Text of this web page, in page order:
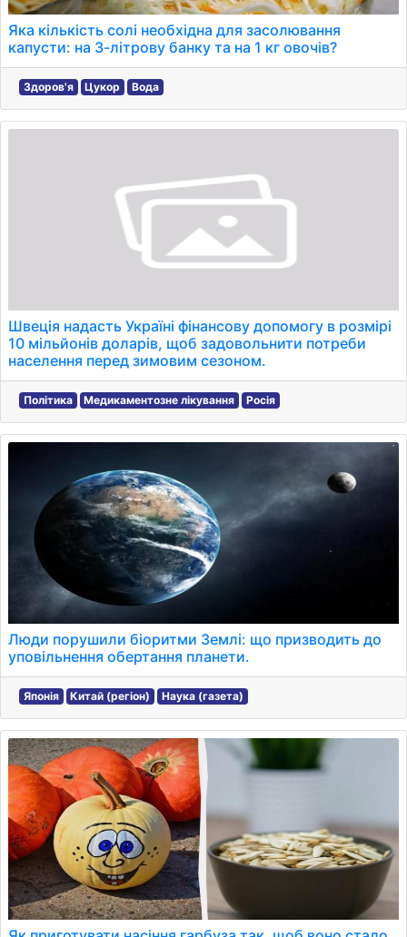
Яка кількість солі необхідна для засолювання
капусти: на 3-літрову банку та на 1 кг овочів?
Здоров'я Цукор Вода
Швеція надасть Україні фінансову допомогу в розмірі
10 мільйонів доларів, щоб задовольнити потреби
населення перед зимовим сезоном.
Політика Медикаментозне лікування Росія
Люди порушили біоритми Землі: що призводить до
уповільнення обертання планети.
Японія Китай (регіон) Наука (газета)